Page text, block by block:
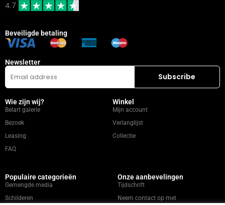
4.7
Beveiligde betaling
Newsletter
Wie zijn wij?
Belart galerie
Bezoek
Leasing
FAQ
Winkel
Mijn account
Verlanglijst
Collectie
Populaire categorieën
Gemengde media
Schilderen
Onze aanbevelingen
Tijdschrift
Neem contact op met